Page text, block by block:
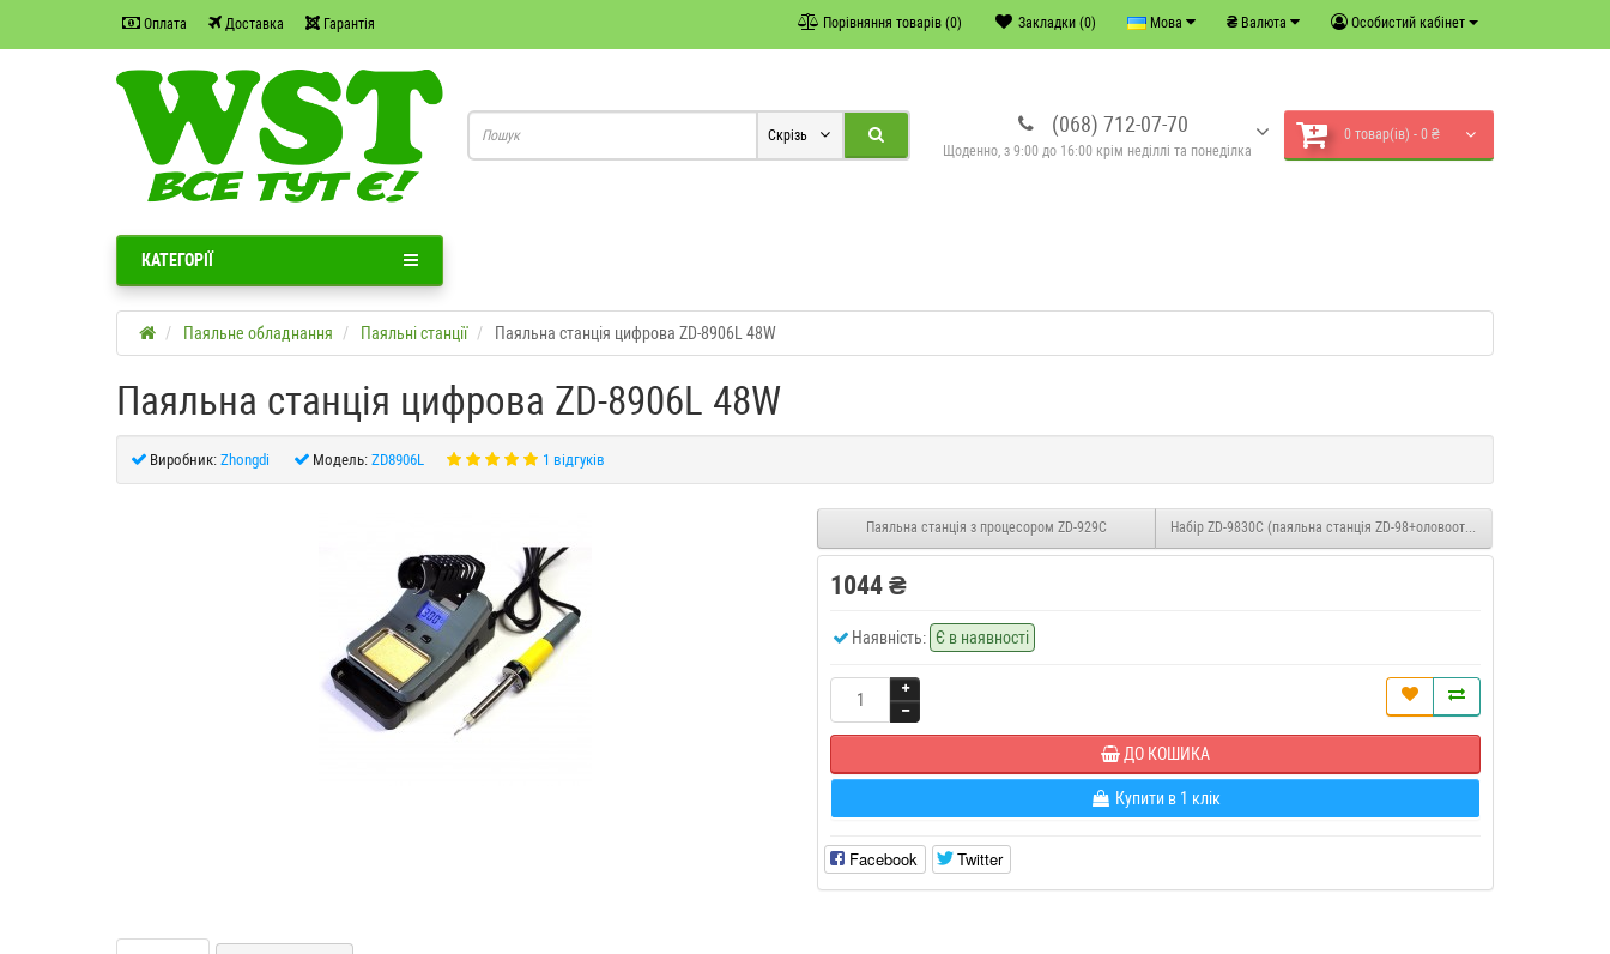
Оплата Доставка Гарантія Особистий кабінет
₴ Валюта
Мова
Закладки (0)
Порівняння товарів (0)
(068) 712-07-70
Щоденно, з 9:00 до 16:00 крім неділлі та понеділка
0 товар(ів) - 0 ₴
Скрізь
КАТЕГОРІЇ
Паяльне обладнання Паяльні станції Паяльна станція цифрова ZD-8906L 48W
Паяльна станція цифрова ZD-8906L 48W
Виробник: Zhongdi Модель: ZD8906L 1 відгуків
Паяльна станція з процесором ZD-929C Набір ZD-9830C (паяльна станція ZD-98+оловоотсос+припій+жала)
1044 ₴
Наявність: Є в наявності
ДО КОШИКА
Купити в 1 клік
Facebook Twitter